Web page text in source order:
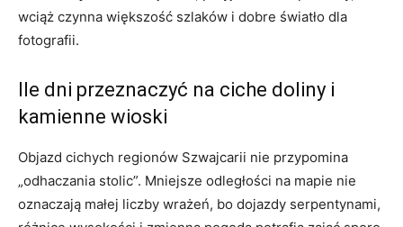
wciąż czynna większość szlaków i dobre światło dla
fotografii.
Ile dni przeznaczyć na ciche doliny i
kamienne wioski
Objazd cichych regionów Szwajcarii nie przypomina
„odhaczania stolic”. Mniejsze odległości na mapie nie
oznaczają małej liczby wrażeń, bo dojazdy serpentynami,